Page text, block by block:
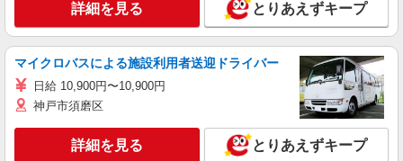
詳細を見る とりあえずキープ
マイクロバスによる施設利用者送迎ドライバー
日給 10,900円〜10,900円
神戸市須磨区
詳細を見る とりあえずキープ